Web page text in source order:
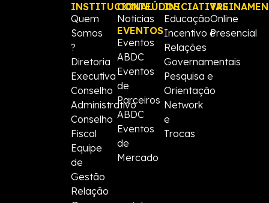
INSTITUCIONAL
Quem
Somos
?
Diretoria
Executiva
Conselho
Administrativo
Conselho
Fiscal
Equipe
de
Gestão
Relação
CONTEÚDOS
Noticias
EVENTOS
Eventos
ABDC
Eventos
de
Parceiros
ABDC
Eventos
de
Mercado
INICIATIVAS
Educação
Incentivo e
Relações
Governamentais
Pesquisa e
Orientação
Network
e
Trocas
Online
Presencial